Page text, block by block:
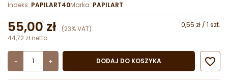
Indeks: PAPILART40Marka: PAPILART
55,00 zł (23% VAT)
0,55 zł / 1 szt.
44,72 zł netto
- + DODAJ DO KOSZYKA 